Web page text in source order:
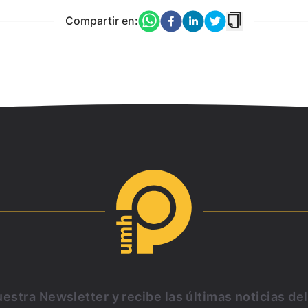
Compartir en:
Newsletter y recibe las últimas noticias